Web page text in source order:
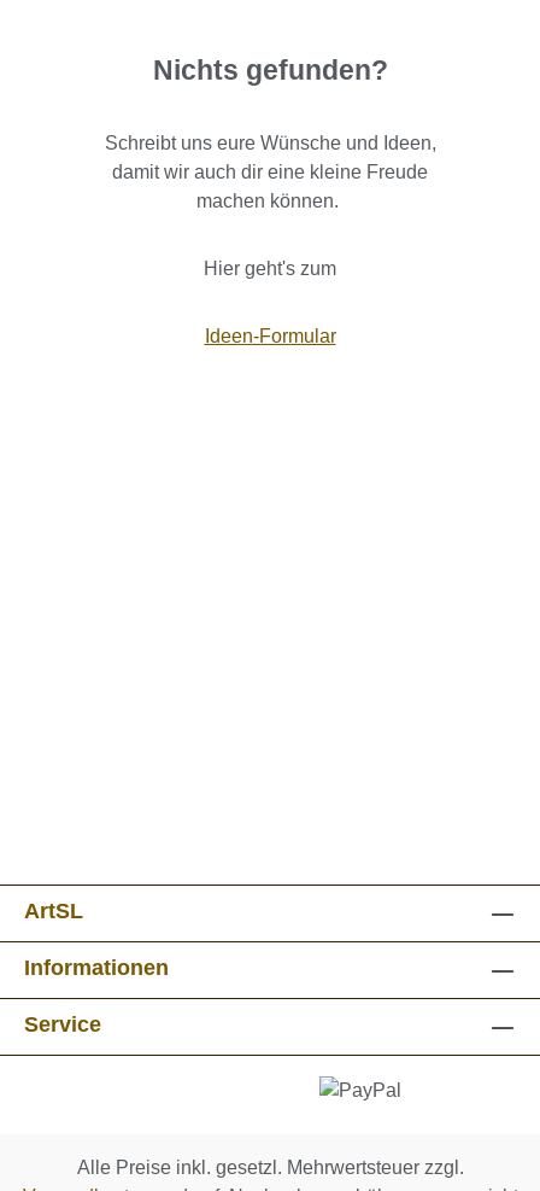
Nichts gefunden?
Schreibt uns eure Wünsche und Ideen,
damit wir auch dir eine kleine Freude
machen können.
Hier geht's zum
Ideen-Formular
ArtSL
Informationen
Service
Alle Preise inkl. gesetzl. Mehrwertsteuer zzgl.